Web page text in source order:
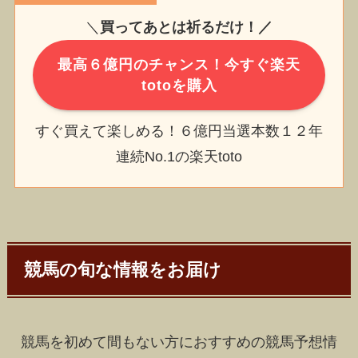
＼ 買ってあとは祈るだけ！／
最高６億円のチャンス！今すぐ楽天
totoを購入
すぐ買えて楽しめる！６億円当選本数１２年
連続No.1の楽天toto
競馬の旬な情報をお届け
競馬を初めて間もない方におすすめの競馬予想情